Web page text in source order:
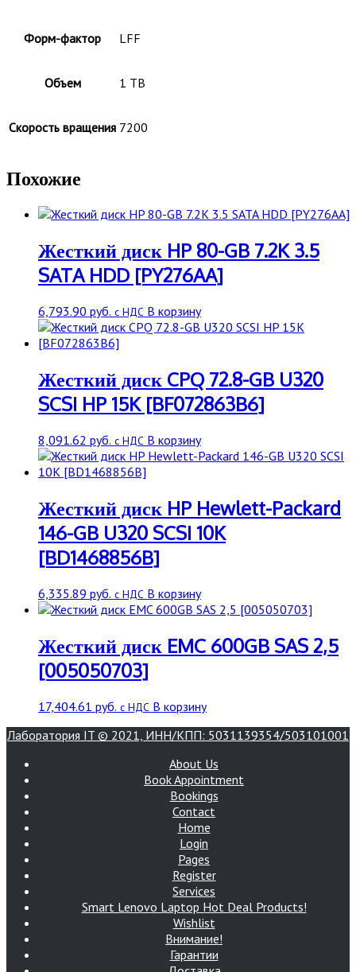
Форм-фактор LFF
Объем 1 TB
Скорость вращения 7200
Похожие
Жесткий диск HP 80-GB 7.2K 3.5
SATA HDD [PY276AA]
6,793.90 руб. с НДС В корзину
Жесткий диск CPQ 72.8-GB U320
SCSI HP 15K [BF072863B6]
8,091.62 руб. с НДС В корзину
Жесткий диск HP Hewlett-Packard
146-GB U320 SCSI 10K
[BD1468856B]
6,335.89 руб. с НДС В корзину
Жесткий диск EMC 600GB SAS 2,5
[005050703]
17,404.61 руб. с НДС В корзину
Лаборатория IT © 2021, ИНН/КПП: 5031139354/503101001
About Us
Book Appointment
Bookings
Contact
Home
Login
Pages
Register
Services
Smart Lenovo Laptop Hot Deal Products!
Wishlist
Внимание!
Гарантии